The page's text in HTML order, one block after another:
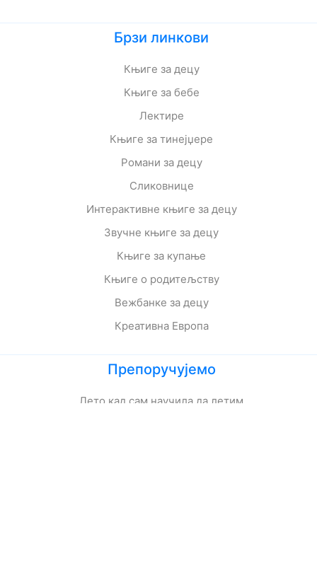
Брзи линкови
Књиге за децу
Књиге за бебе
Лектире
Књиге за тинејџере
Романи за децу
Сликовнице
Интерактивне књиге за децу
Звучне књиге за децу
Књиге за купање
Књиге о родитељству
Вежбанке за децу
Креативна Европа
Препоручујемо
Лето кад сам научила да летим